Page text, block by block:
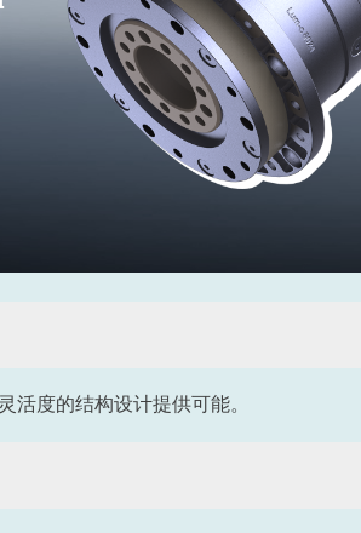
活度的结构设计提供可能。